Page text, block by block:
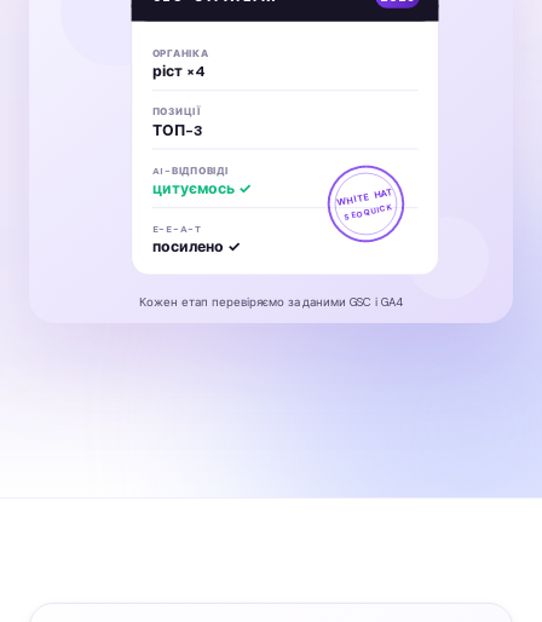
ОРГАНІКА
ріст ×4
ПОЗИЦІЇ
ТОП-3
AI-ВІДПОВІДІ
цитуємось ✓
E-E-A-T
посилено ✓
WHITE HAT
SEOQUICK
Кожен етап перевіряємо за даними GSC і GA4